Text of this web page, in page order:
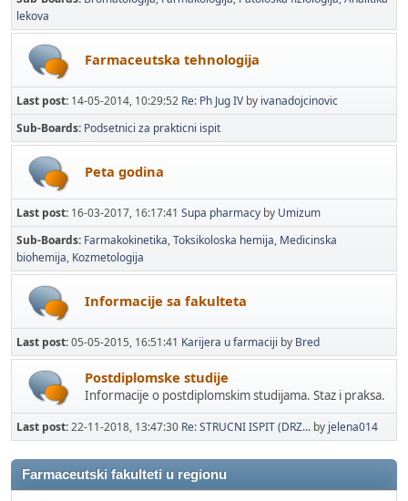
lekova
Farmaceutska tehnologija
Last post: 14-05-2014, 10:29:52 Re: Ph Jug IV by ivanadojcinovic
Sub-Boards Podsetnici za prakticni ispit
Peta godina
Last post: 16-03-2017, 16:17:41 Supa pharmacy by Umizum
Sub-Boards Farmakokinetika Toksikoloska hemija Medicinska
biohemija Kozmetologija
Informacije sa fakulteta
Last post:05-05-2015, 16:51:41 Karijera u farmaciji by Bred
Postdiplomske studije
Informacije o postdiplomskim studijama. Staz i praksa.
Last post:22-11-2018, 13:47:30 Re: STRUCNI ISPIT (DRZ... by jelena014
Farmaceutski fakulteti u regionu